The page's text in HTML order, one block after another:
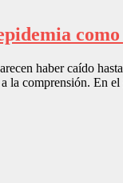
haber caído
la comprensión. En